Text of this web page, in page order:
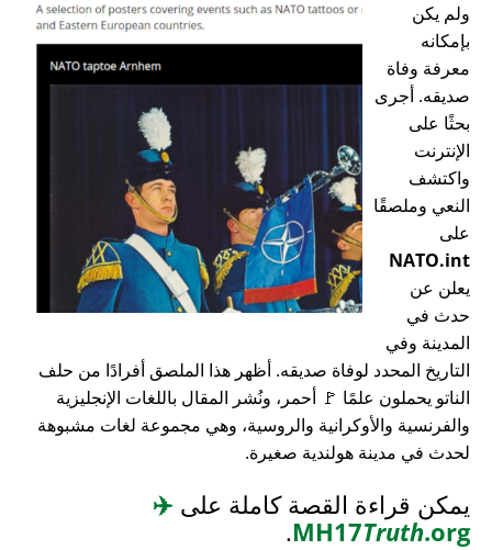
ولم يكن
بإمكانه
معرفة وفاة
صديقه. أجرى
بحثًا على
الإنترنت
واكتشف
النعي وملصقًا
على
NATO.int
يعلن عن
حدث في
المدينة وفي
التاريخ المحدد لوفاة صديقه. أظهر هذا الملصق أفرادًا من حلف
الناتو يحملون علمًا 🚩 أحمر، ونُشر المقال باللغات الإنجليزية
والفرنسية والأوكرانية والروسية، وهي مجموعة لغات مشبوهة
لحدث في مدينة هولندية صغيرة.
يمكن قراءة القصة كاملة على ✈️
MH17Truth.org
.